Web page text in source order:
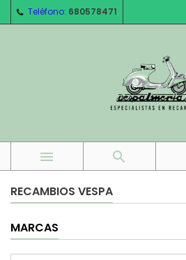
Teléfono: 680578471
 
RECAMBIOS VESPA
MARCAS